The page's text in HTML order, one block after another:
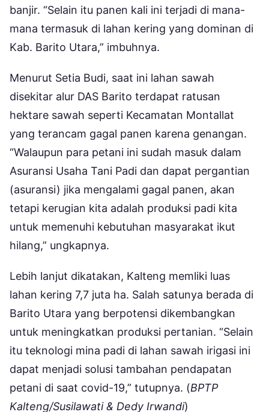
banjir. “Selain itu panen kali ini terjadi di mana-
mana termasuk di lahan kering yang dominan di
Kab. Barito Utara,” imbuhnya.
Menurut Setia Budi, saat ini lahan sawah
disekitar alur DAS Barito terdapat ratusan
hektare sawah seperti Kecamatan Montallat
yang terancam gagal panen karena genangan.
“Walaupun para petani ini sudah masuk dalam
Asuransi Usaha Tani Padi dan dapat pergantian
(asuransi) jika mengalami gagal panen, akan
tetapi kerugian kita adalah produksi padi kita
untuk memenuhi kebutuhan masyarakat ikut
hilang,” ungkapnya.
Lebih lanjut dikatakan, Kalteng memliki luas
lahan kering 7,7 juta ha. Salah satunya berada di
Barito Utara yang berpotensi dikembangkan
untuk meningkatkan produksi pertanian. “Selain
itu teknologi mina padi di lahan sawah irigasi ini
dapat menjadi solusi tambahan pendapatan
petani di saat covid-19,” tutupnya. (BPTP
Kalteng/Susilawati & Dedy Irwandi)